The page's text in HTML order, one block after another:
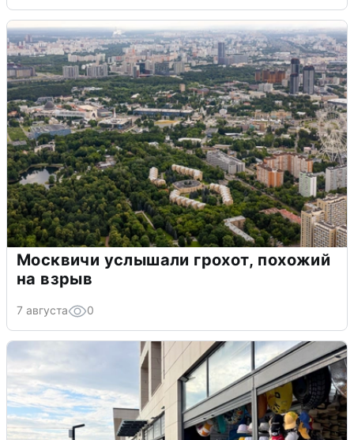
Москвичи услышали грохот, похожий
на взрыв
7 августа 0